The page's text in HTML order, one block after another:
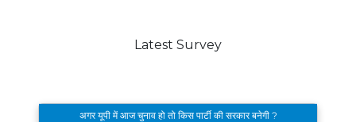
Latest Survey
अगर यूपी में आज चुनाव हो तो किस पार्टी की सरकार बनेगी ?